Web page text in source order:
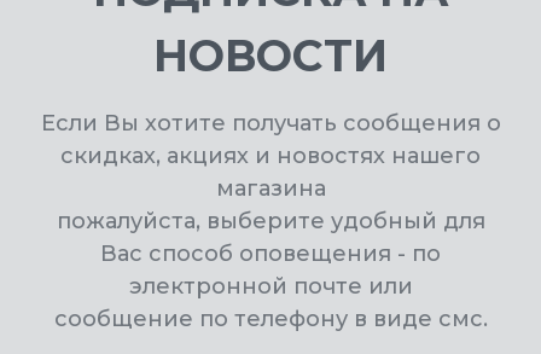
НОВОСТИ
Если Вы хотите получать сообщения о
скидках, акциях и новостях нашего
магазина
пожалуйста, выберите удобный для
Вас способ оповещения - по
электронной почте или
сообщение по телефону в виде смс.